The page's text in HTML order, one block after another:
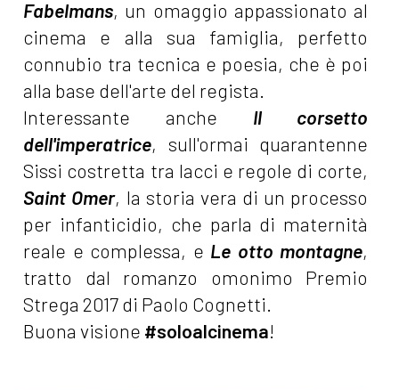
Fabelmans, un omaggio appassionato al
cinema e alla sua famiglia, perfetto
connubio tra tecnica e poesia, che è poi
alla base dell'arte del regista.
Interessante anche Il corsetto
dell'imperatrice, sull'ormai quarantenne
Sissi costretta tra lacci e regole di corte,
Saint Omer, la storia vera di un processo
per infanticidio, che parla di maternità
reale e complessa, e Le otto montagne,
tratto dal romanzo omonimo Premio
Strega 2017 di Paolo Cognetti.
Buona visione #soloalcinema!